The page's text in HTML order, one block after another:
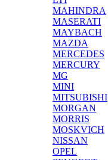
MAHINDRA
MASERATI
MAYBACH
MAZDA
MERCEDES
MERCURY
MG
MINI
MITSUBISHI
MORGAN
MORRIS
MOSKVICH
NISSAN
OPEL